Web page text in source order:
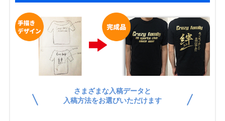
さまざまな入稿データと
入稿方法をお選びいただけます